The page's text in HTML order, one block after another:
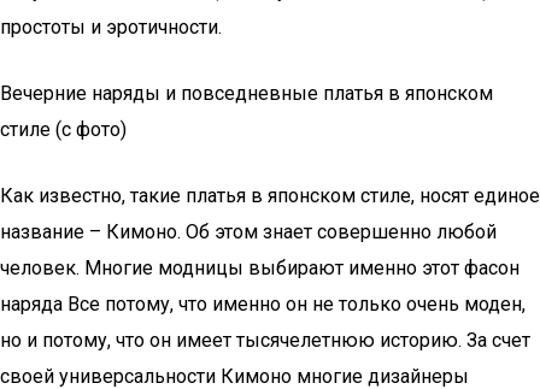
простоты и эротичности.
Вечерние наряды и повседневные платья в японском
стиле (с фото)
Как известно, такие платья в японском стиле, носят единое
название – Кимоно. Об этом знает совершенно любой
человек. Многие модницы выбирают именно этот фасон
наряда Все потому, что именно он не только очень моден,
но и потому, что он имеет тысячелетнюю историю. За счет
своей универсальности Кимоно многие дизайнеры